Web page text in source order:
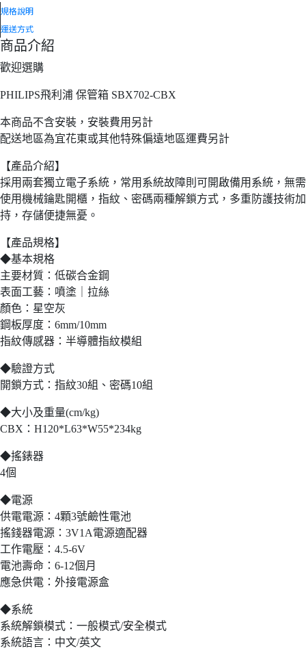
規格說明
運送方式
商品介紹
歡迎選購
PHILIPS飛利浦 保管箱 SBX702-CBX
本商品不含安裝，安裝費用另計
配送地區為宜花東或其他特殊偏遠地區運費另計
【產品介紹】
採用兩套獨立電子系統，常用系統故障則可開啟備用系統，無需
使用機械鑰匙開櫃，指紋、密碼兩種解鎖方式，多重防護技術加
持，存儲便捷無憂。
【產品規格】
◆基本規格
主要材質：低碳合金鋼
表面工藝：噴塗｜拉絲
顏色：星空灰
鋼板厚度：6mm/10mm
指紋傳感器：半導體指紋模組
◆驗證方式
開鎖方式：指紋30組、密碼10組
◆大小及重量(cm/kg)
CBX：H120*L63*W55*234kg
◆搖錶器
4個
◆電源
供電電源：4顆3號鹼性電池
搖錢器電源：3V1A電源適配器
工作電壓：4.5-6V
電池壽命：6-12個月
應急供電：外接電源盒
◆系統
系統解鎖模式：一般模式/安全模式
系統語言：中文/英文